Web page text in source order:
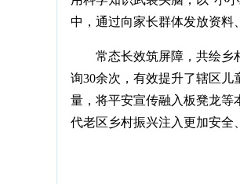
中，通过向家长群体发放资料
常态长效筑屏障，共绘乡
询30余次，有效提升了辖区
量，将平安宣传融入板凳龙等
代老区乡村振兴注入更加安全